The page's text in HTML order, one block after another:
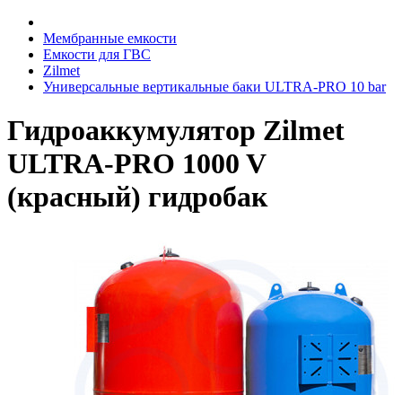
Мембранные емкости
Емкости для ГВС
Zilmet
Универсальные вертикальные баки ULTRA-PRO 10 bar
Гидроаккумулятор Zilmet
ULTRA-PRO 1000 V
(красный) гидробак